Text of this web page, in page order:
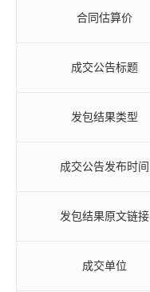
合同估算价
成交公告标题
发包结果类型
成交公告发布时间
发包结果原文链接
成交单位